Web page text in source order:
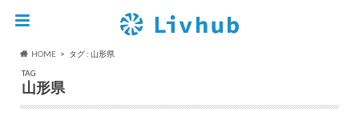
HOME
タグ : 山形県
TAG
山形県